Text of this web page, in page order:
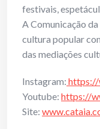
festivais,
A Comunicação
cultura popular
das mediações
Instagram: https://
Youtube: https://
Site: